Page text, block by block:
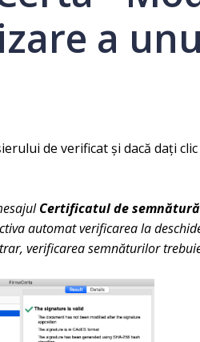
a
de verificat și dacă dați
Certificatul de
automat verificarea la
verificarea semnăturilor